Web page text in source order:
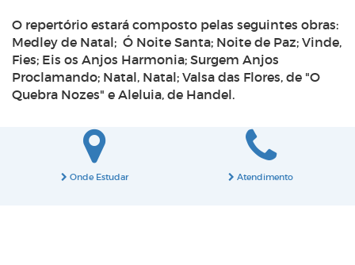
O repertório estará composto pelas seguintes obras:
Medley de Natal; Ó Noite Santa; Noite de Paz; Vinde,
Fies; Eis os Anjos Harmonia; Surgem Anjos
Proclamando; Natal, Natal; Valsa das Flores, de "O
Quebra Nozes" e Aleluia, de Handel.
Onde Estudar Atendimento